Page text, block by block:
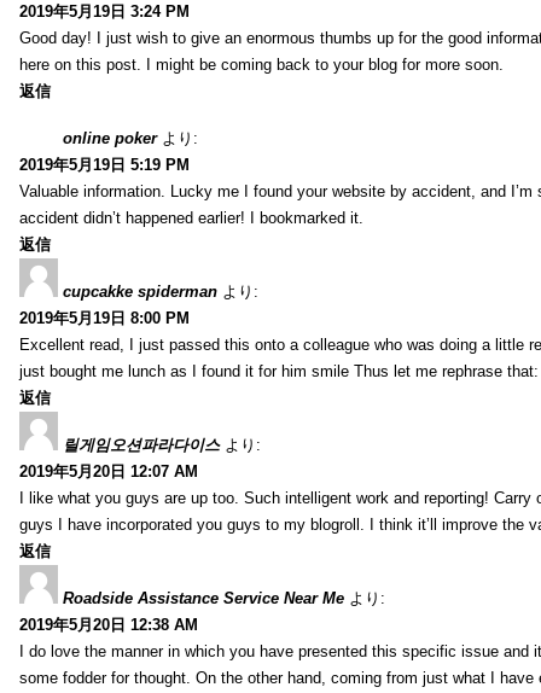
2019年5月19日 3:24 PM
Good day! I just wish to give an enormous thumbs up for the good
here on this post. I might be coming back to your blog for more soon.
返信
online poker より:
2019年5月19日 5:19 PM
Valuable information. Lucky me I found your website by accident, and I’m
accident didn’t happened earlier! I bookmarked it.
返信
cupcakke spiderman より:
2019年5月19日 8:00 PM
Excellent read, I just passed this onto a colleague who was doing a little
just bought me lunch as I found it for him smile Thus let me rephrase
返信
릴게임오션파라다이스 より:
2019年5月20日 12:07 AM
I like what you guys are up too. Such intelligent work and reporting! Carry
guys I have incorporated you guys to my blogroll. I think it’ll improve the
返信
Roadside Assistance Service Near Me より:
2019年5月20日 12:38 AM
I do love the manner in which you have presented this specific issue and
some fodder for thought. On the other hand, coming from just what I have